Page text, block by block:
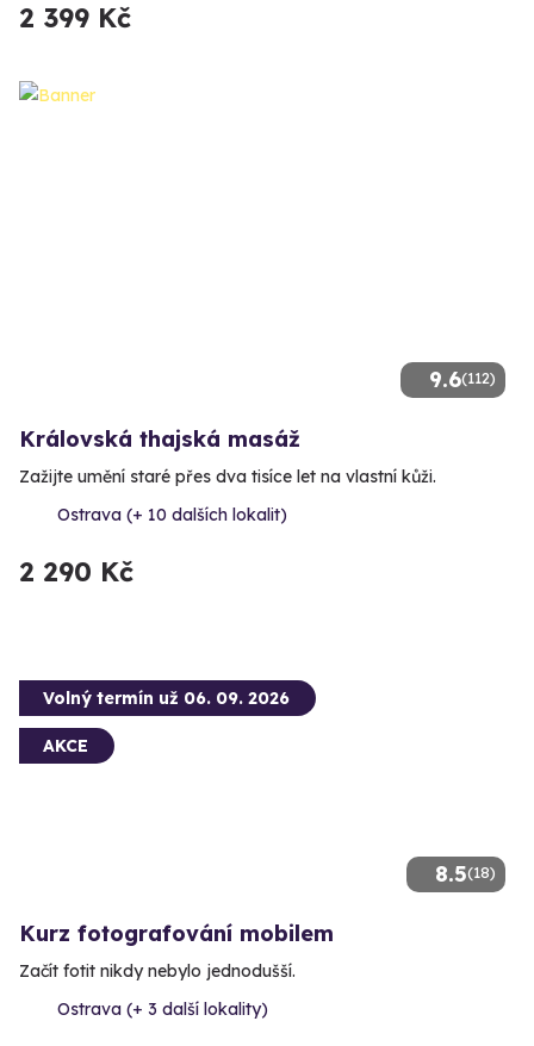
2 399 Kč
9.6(112)
Královská thajská masáž
Zažijte umění staré přes dva tisíce let na vlastní kůži.
Ostrava (+ 10 dalších lokalit)
2 290 Kč
8.5(18)
Volný termín už 06. 09. 2026
AKCE
Kurz fotografování mobilem
Začít fotit nikdy nebylo jednodušší.
Ostrava (+ 3 další lokality)